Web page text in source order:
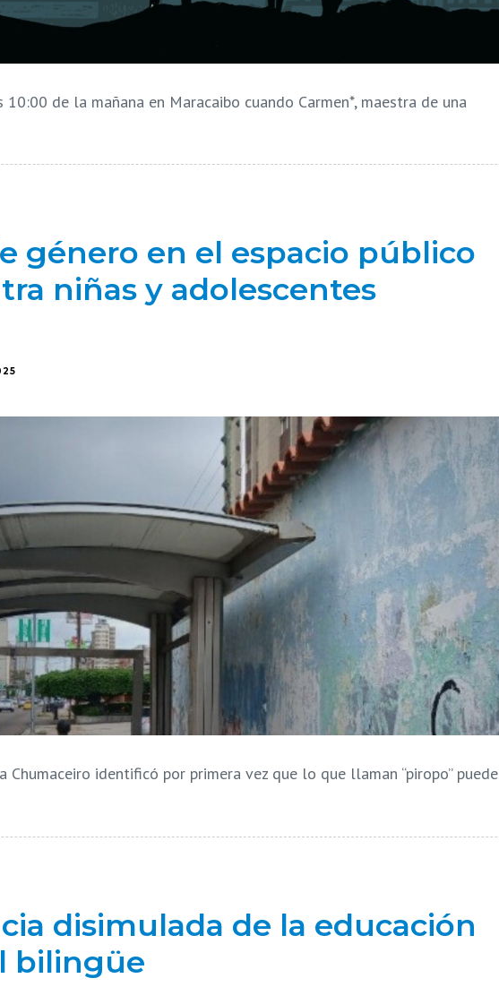
10:00 de la mañana en Maracaibo cuando Carmen*, maestra de una
género en el espacio público
niñas y adolescentes
Chumaceiro identificó por primera vez que lo que llaman “piropo” puede
disimulada de la educación
bilingüe